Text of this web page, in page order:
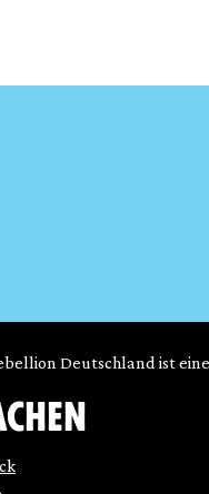
Deutschland ist